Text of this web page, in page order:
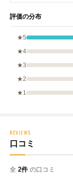
評価の分布
★5
★4
★3
★2
★1
REVIEWS
口コミ
全 2件 の口コミ